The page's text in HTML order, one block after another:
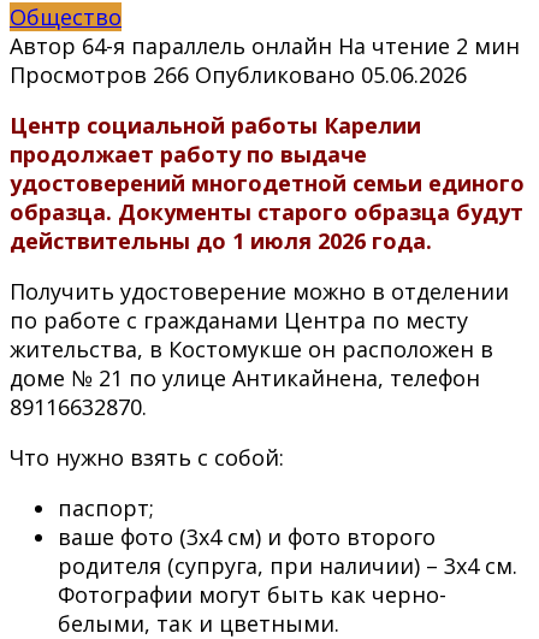
Общество
Автор 64-я параллель онлайн На чтение 2 мин
Просмотров 266 Опубликовано 05.06.2026
Центр социальной работы Карелии
продолжает работу по выдаче
удостоверений многодетной семьи единого
образца. Документы старого образца будут
действительны до 1 июля 2026 года.
Получить удостоверение можно в отделении
по работе с гражданами Центра по месту
жительства, в Костомукше он расположен в
доме № 21 по улице Антикайнена, телефон
89116632870.
Что нужно взять с собой:
паспорт;
ваше фото (3х4 см) и фото второго
родителя (супруга, при наличии) – 3х4 см.
Фотографии могут быть как черно-
белыми, так и цветными.